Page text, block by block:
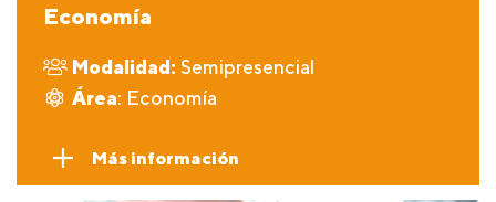
Economía
Modalidad: Semipresencial
Área: Economía
Más información